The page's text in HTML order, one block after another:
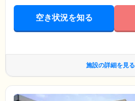
空き状況を知る
施設の詳細を見る